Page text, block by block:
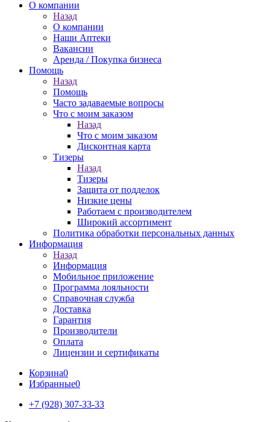
О компании
Назад
О компании
Наши Аптеки
Вакансии
Аренда / Покупка бизнеса
Помощь
Назад
Помощь
Часто задаваемые вопросы
Что с моим заказом
Назад
Что с моим заказом
Дисконтная карта
Тизеры
Назад
Тизеры
Защита от подделок
Низкие цены
Работаем с производителем
Широкий ассортимент
Политика обработки персональных данных
Информация
Назад
Информация
Мобильное приложение
Программа лояльности
Справочная служба
Доставка
Гарантия
Производители
Оплата
Лицензии и сертификаты
Корзина0
Избранные0
+7 (928) 307-33-33